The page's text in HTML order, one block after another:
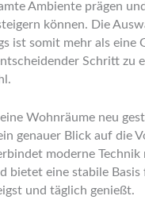
Ambiente prägen
können. Die
ist somit mehr als eine
Schritt zu
Wohnräume neu
genauer Blick auf die
moderne
bietet eine stabile Basis
und täglich genießt.